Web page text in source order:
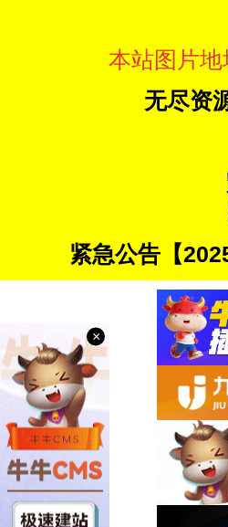
本站图片
无尽资
紧急公告【
×